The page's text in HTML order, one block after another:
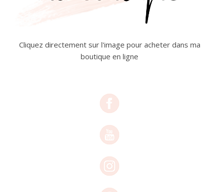
Cliquez directement sur l'image pour acheter dans ma
boutique en ligne